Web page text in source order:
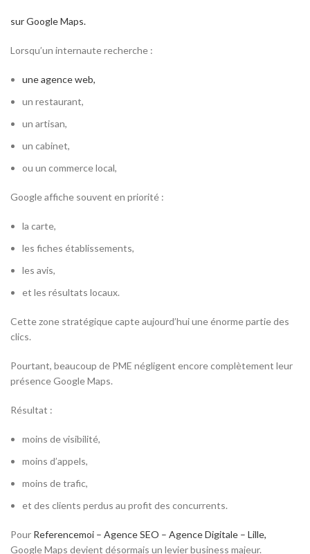
sur Google Maps.
Lorsqu’un internaute recherche :
une agence web,
un restaurant,
un artisan,
un cabinet,
ou un commerce local,
Google affiche souvent en priorité :
la carte,
les fiches établissements,
les avis,
et les résultats locaux.
Cette zone stratégique capte aujourd’hui une énorme partie des
clics.
Pourtant, beaucoup de PME négligent encore complètement leur
présence Google Maps.
Résultat :
moins de visibilité,
moins d’appels,
moins de trafic,
et des clients perdus au profit des concurrents.
Pour Referencemoi – Agence SEO – Agence Digitale – Lille,
Google Maps devient désormais un levier business majeur.